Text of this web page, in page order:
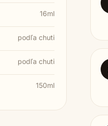
16ml
podľa chuti
podľa chuti
150ml